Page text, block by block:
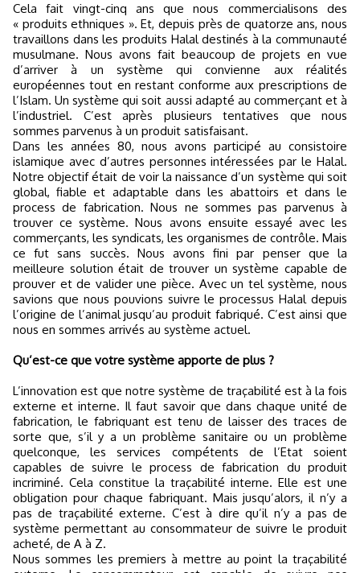
Cela fait vingt-cinq ans que nous commercialisons des
« produits ethniques ». Et, depuis près de quatorze ans, nous
travaillons dans les produits Halal destinés à la communauté
musulmane. Nous avons fait beaucoup de projets en vue
d’arriver à un système qui convienne aux réalités
européennes tout en restant conforme aux prescriptions de
l’Islam. Un système qui soit aussi adapté au commerçant et à
l’industriel. C’est après plusieurs tentatives que nous
sommes parvenus à un produit satisfaisant.
Dans les années 80, nous avons participé au consistoire
islamique avec d’autres personnes intéressées par le Halal.
Notre objectif était de voir la naissance d’un système qui soit
global, fiable et adaptable dans les abattoirs et dans le
process de fabrication. Nous ne sommes pas parvenus à
trouver ce système. Nous avons ensuite essayé avec les
commerçants, les syndicats, les organismes de contrôle. Mais
ce fut sans succès. Nous avons fini par penser que la
meilleure solution était de trouver un système capable de
prouver et de valider une pièce. Avec un tel système, nous
savions que nous pouvions suivre le processus Halal depuis
l’origine de l’animal jusqu’au produit fabriqué. C’est ainsi que
nous en sommes arrivés au système actuel.
Qu’est-ce que votre système apporte de plus ?
L’innovation est que notre système de traçabilité est à la fois
externe et interne. Il faut savoir que dans chaque unité de
fabrication, le fabriquant est tenu de laisser des traces de
sorte que, s’il y a un problème sanitaire ou un problème
quelconque, les services compétents de l’Etat soient
capables de suivre le process de fabrication du produit
incriminé. Cela constitue la traçabilité interne. Elle est une
obligation pour chaque fabriquant. Mais jusqu’alors, il n’y a
pas de traçabilité externe. C’est à dire qu’il n’y a pas de
système permettant au consommateur de suivre le produit
acheté, de A à Z.
Nous sommes les premiers à mettre au point la traçabilité